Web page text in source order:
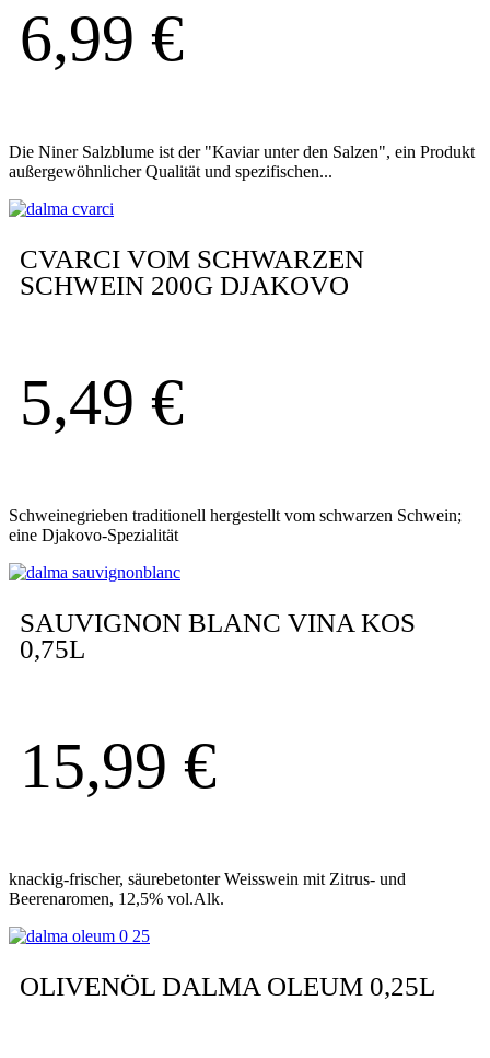
6,99 €
Die Niner Salzblume ist der "Kaviar unter den Salzen", ein Produkt
außergewöhnlicher Qualität und spezifischen...
CVARCI VOM SCHWARZEN
SCHWEIN 200G DJAKOVO
5,49 €
Schweinegrieben traditionell hergestellt vom schwarzen Schwein;
eine Djakovo-Spezialität
SAUVIGNON BLANC VINA KOS
0,75L
15,99 €
knackig-frischer, säurebetonter Weisswein mit Zitrus- und
Beerenaromen, 12,5% vol.Alk.
OLIVENÖL DALMA OLEUM 0,25L